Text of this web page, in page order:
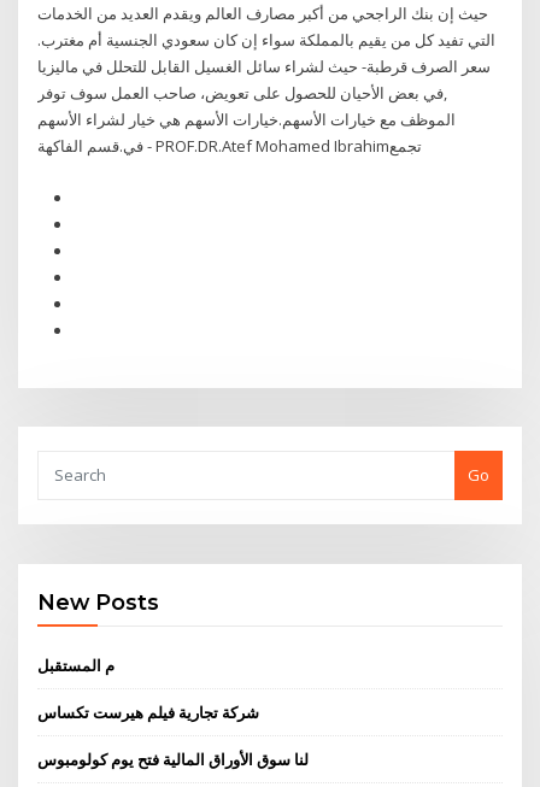
حيث إن بنك الراجحي من أكبر مصارف العالم ويقدم العديد من الخدمات
التي تفيد كل من يقيم بالمملكة سواء إن كان سعودي الجنسية أم مغترب.
سعر الصرف قرطبة- حيث لشراء سائل الغسيل القابل للتحلل في ماليزيا
,في بعض الأحيان للحصول على تعويض، صاحب العمل سوف توفر
الموظف مع خيارات الأسهم.خيارات الأسهم هي خيار لشراء الأسهم
في.قسم الفاكهة - PROF.DR.Atef Mohamed Ibrahimتجمع
Go
New Posts
م المستقبل
شركة تجارية فيلم هيرست تكساس
لنا سوق الأوراق المالية فتح يوم كولومبوس